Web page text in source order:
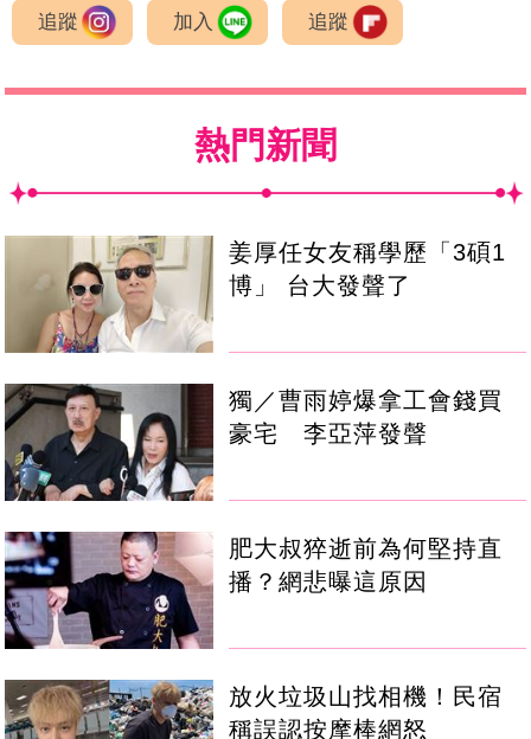
追蹤 加入 追蹤
熱門新聞
姜厚任女友稱學歷「3碩1
博」 台大發聲了
獨／曹雨婷爆拿工會錢買
豪宅 李亞萍發聲
肥大叔猝逝前為何堅持直
播？網悲曝這原因
放火垃圾山找相機！民宿
稱誤認按摩棒網怒